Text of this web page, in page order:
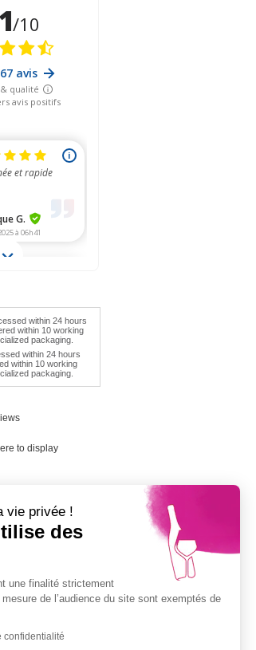
within 24 hours
within 10 working
packaging.
to display
prix
vie privée !
des
une finalité strictement
de l’audience du site sont exemptés de
confidentialité